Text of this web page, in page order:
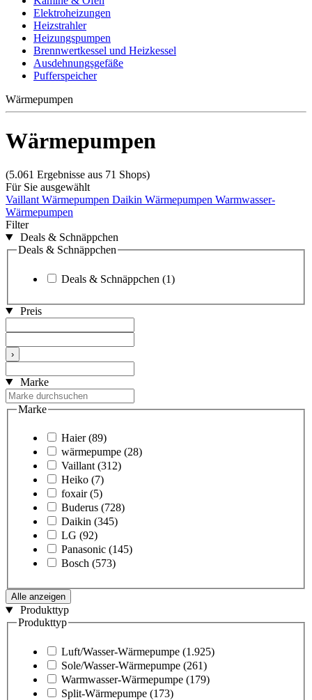
Elektroheizungen
Heizstrahler
Heizungspumpen
Brennwertkessel und Heizkessel
Ausdehnungsgefäße
Pufferspeicher
Wärmepumpen
Wärmepumpen
(5.061 Ergebnisse aus 71 Shops)
Für Sie ausgewählt
Vaillant Wärmepumpen Daikin Wärmepumpen Warmwasser-
Wärmepumpen
Filter
Deals & Schnäppchen
Deals & Schnäppchen
Deals & Schnäppchen (1)
Preis
›
Marke
Marke
Haier (89)
wärmepumpe (28)
Vaillant (312)
Heiko (7)
foxair (5)
Buderus (728)
Daikin (345)
LG (92)
Panasonic (145)
Bosch (573)
Alle anzeigen
Produkttyp
Produkttyp
Luft/Wasser-Wärmepumpe (1.925)
Sole/Wasser-Wärmepumpe (261)
Warmwasser-Wärmepumpe (179)
Split-Wärmepumpe (173)